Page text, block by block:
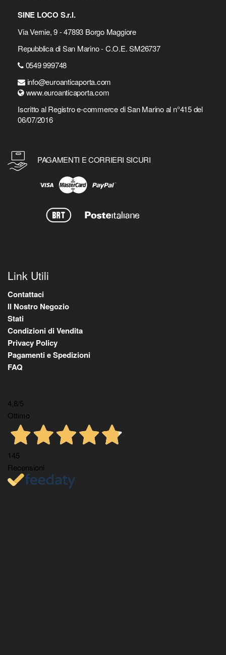
SINE LOCO S.r.l.
Via Vernie, 9 - 47893 Borgo Maggiore
Repubblica di San Marino - C.O.E. SM26737
0549 999748
info@euroanticaporta.com
www.euroanticaporta.com
Iscritto al Registro e-commerce di San Marino al n°415 del
06/07/2016
PAGAMENTI E CORRIERI SICURI
Link Utili
Contattaci
Il Nostro Negozio
Stati
Condizioni di Vendita
Privacy Policy
Pagamenti e Spedizioni
FAQ
4,8/5
Ottimo
145
Recensioni